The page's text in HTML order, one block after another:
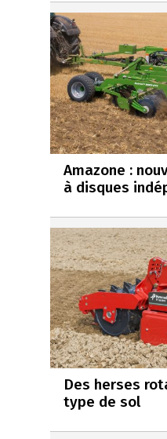
Amazone :
à disques
Des herses
type de sol